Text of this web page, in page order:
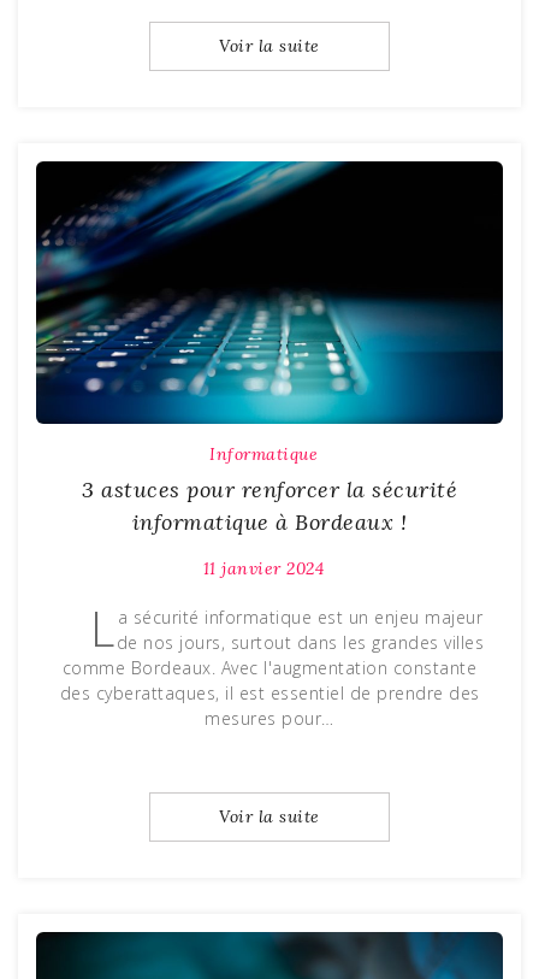
Voir la suite
Informatique
3 astuces pour renforcer la sécurité
informatique à Bordeaux !
11 janvier 2024
L a sécurité informatique est un enjeu majeur
de nos jours, surtout dans les grandes villes
comme Bordeaux. Avec l'augmentation constante
des cyberattaques, il est essentiel de prendre des
mesures pour…
Voir la suite